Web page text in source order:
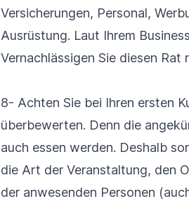
Versicherungen, Personal,
Ausrüstung. Laut Ihrem
Vernachlässigen Sie diesen Rat
8- Achten Sie bei Ihren ersten
überbewerten. Denn die
auch essen werden. Deshalb
die Art der Veranstaltung, den
der anwesenden Personen